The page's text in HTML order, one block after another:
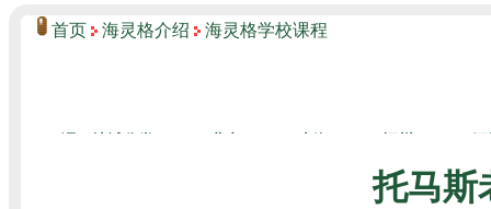
首页 海灵格介绍 海灵格学校课程
托马斯